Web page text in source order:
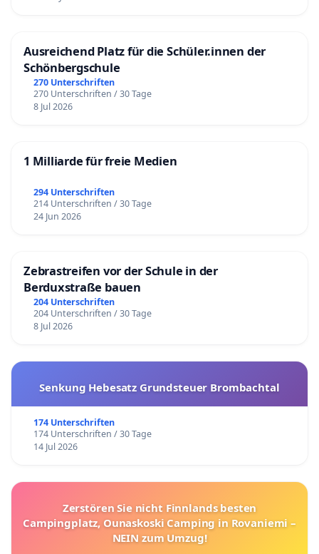
Ausreichend Platz für die Schüler.innen der
Schönbergschule
270 Unterschriften
270 Unterschriften / 30 Tage
8 Jul 2026
1 Milliarde für freie Medien
294 Unterschriften
214 Unterschriften / 30 Tage
24 Jun 2026
Zebrastreifen vor der Schule in der
Berduxstraße bauen
204 Unterschriften
204 Unterschriften / 30 Tage
8 Jul 2026
Senkung Hebesatz Grundsteuer Brombachtal
174 Unterschriften
174 Unterschriften / 30 Tage
14 Jul 2026
Zerstören Sie nicht Finnlands besten
Campingplatz, Ounaskoski Camping in Rovaniemi –
NEIN zum Umzug!